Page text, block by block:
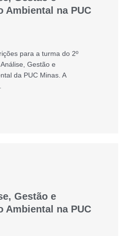
Ambiental na PUC
para a turma do 2º
Gestão e
da PUC Minas. A
Gestão e
Ambiental na PUC